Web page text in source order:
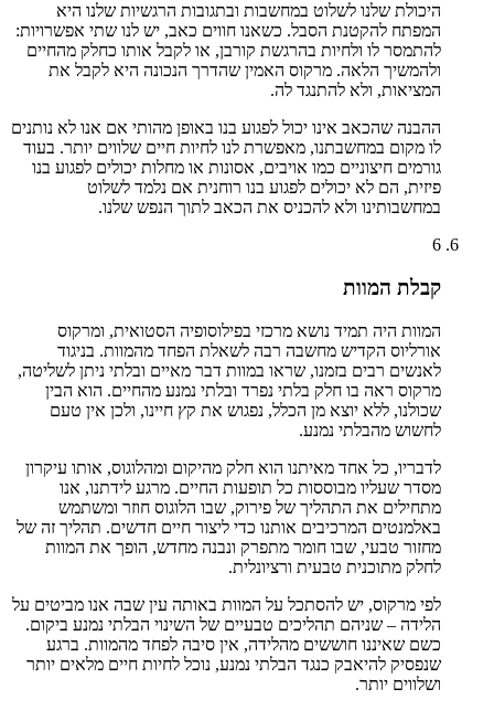
היכולת שלנו לשלוט במחשבות ובתגובות הרגשיות שלנו היא
המפתח להקטנת הסבל. כשאנו חווים כאב, יש לנו שתי אפשרויות:
להתמסר לו ולחיות בהרגשת קורבן, או לקבל אותו כחלק מהחיים
ולהמשיך הלאה. מרקוס האמין שהדרך הנכונה היא לקבל את
המציאות, ולא להתנגד לה.
ההבנה שהכאב אינו יכול לפגוע בנו באופן מהותי אם אנו לא נותנים
לו מקום במחשבתנו, מאפשרת לנו לחיות חיים שלווים יותר. בעוד
גורמים חיצוניים כמו אויבים, אסונות או מחלות יכולים לפגוע בנו
פיזית, הם לא יכולים לפגוע בנו רוחנית אם נלמד לשלוט
במחשבותינו ולא להכניס את הכאב לתוך הנפש שלנו.
6
קבלת המוות
המוות היה תמיד נושא מרכזי בפילוסופיה הסטואית, ומרקוס
אורליוס הקדיש מחשבה רבה לשאלת הפחד מהמוות. בניגוד
לאנשים רבים בזמנו, שראו במוות דבר מאיים ובלתי ניתן לשליטה,
מרקוס ראה בו חלק בלתי נפרד ובלתי נמנע מהחיים. הוא הבין
שכולנו, ללא יוצא מן הכלל, נפגוש את קץ חיינו, ולכן אין טעם
לחשוש מהבלתי נמנע.
לדבריו, כל אחד מאיתנו הוא חלק מהיקום ומהלוגוס, אותו עיקרון
מסדר שעליו מבוססות כל תופעות החיים. מרגע לידתנו, אנו
מתחילים את התהליך של פירוק, שבו הלוגוס חוזר ומשתמש
באלמנטים המרכיבים אותנו כדי ליצור חיים חדשים. תהליך זה של
מחזור טבעי, שבו חומר מתפרק ונבנה מחדש, הופך את המוות
לחלק מתוכנית טבעית ורציונלית.
לפי מרקוס, יש להסתכל על המוות באותה עין שבה אנו מביטים על
הלידה – שניהם תהליכים טבעיים של השינוי הבלתי נמנע ביקום.
כשם שאיננו חוששים מהלידה, אין סיבה לפחד מהמוות. ברגע
שנפסיק להיאבק כנגד הבלתי נמנע, נוכל לחיות חיים מלאים יותר
ושלווים יותר.